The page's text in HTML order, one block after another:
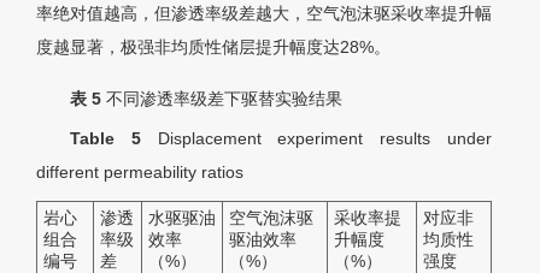
率绝对值越高，但渗透率级差越大，空气泡沫驱采收率提升幅
度越显著，极强非均质性储层提升幅度达28%。
表 5 不同渗透率级差下驱替实验结果
Table 5 Displacement experiment results under
different permeability ratios
岩心
组合
编号
渗透
率级
差
水驱驱油
效率
（%）
空气泡沫驱
驱油效率
（%）
采收率提
升幅度
（%）
对应非
均质性
强度